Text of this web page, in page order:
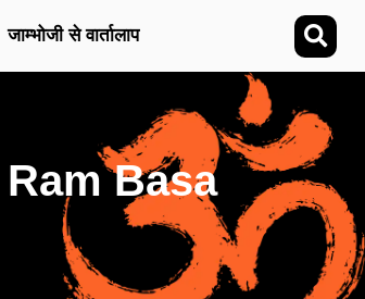
जाम्भोजी से वार्तालाप
Ram Basa